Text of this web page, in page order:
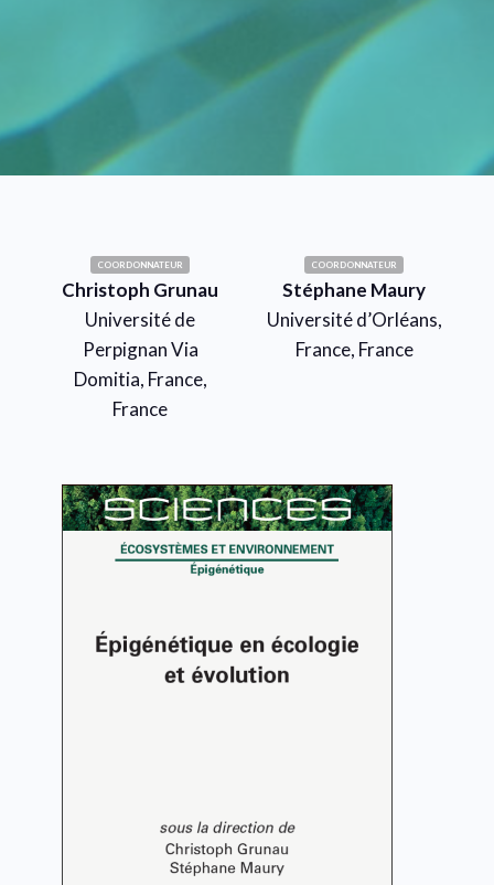
COORDONNATEUR
Christoph Grunau
Université de
Perpignan Via
Domitia, France,
France
COORDONNATEUR
Stéphane Maury
Université d’Orléans,
France, France